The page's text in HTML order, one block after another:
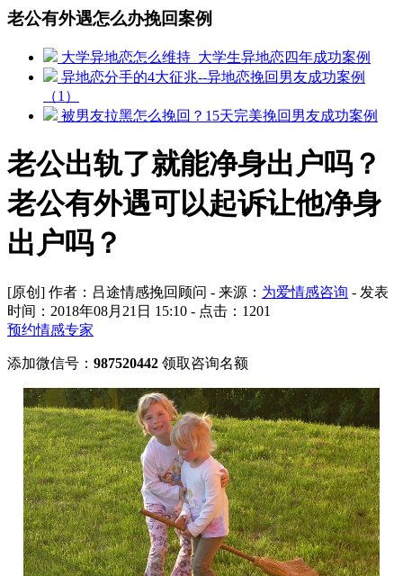
老公有外遇怎么办挽回案例
大学异地恋怎么维持_大学生异地恋四年成功案例
异地恋分手的4大征兆--异地恋挽回男友成功案例
（1）
被男友拉黑怎么挽回？15天完美挽回男友成功案例
老公出轨了就能净身出户吗？
老公有外遇可以起诉让他净身
出户吗？
[原创] 作者：吕途情感挽回顾问 - 来源： 为爱情感咨询 - 发表
时间：2018年08月21日 15:10 - 点击： 1201
预约情感专家
添加微信号： 987520442 领取咨询名额